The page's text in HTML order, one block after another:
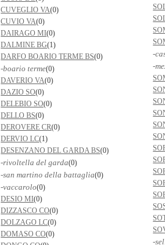
CUVEGLIO VA(0)
CUVIO VA(0)
DAIRAGO MI(0)
DALMINE BG(1)
DARFO BOARIO TERME BS(0)
-boario terme(0)
DAVERIO VA(0)
DAZIO SO(0)
DELEBIO SO(0)
DELLO BS(0)
DEROVERE CR(0)
DERVIO LC(1)
DESENZANO DEL GARDA BS(0)
-rivoltella del garda(0)
-san martino della battaglia(0)
-vaccarolo(0)
DESIO MI(0)
DIZZASCO CO(0)
DOLZAGO LC(0)
DOMASO CO(0)
-
-
-